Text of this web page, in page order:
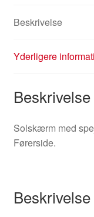
Beskrivelse
Yderligere
Beskrivelse
Solskærm med
Førerside.
Beskrivelse